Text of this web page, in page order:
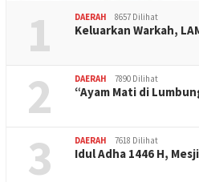
1 DAERAH 8657 Dilihat
Keluarkan Warkah,
2 DAERAH 7890 Dilihat
“Ayam Mati di
3 DAERAH 7618 Dilihat
Idul Adha 1446 H,